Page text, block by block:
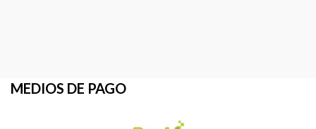
MEDIOS DE PAGO